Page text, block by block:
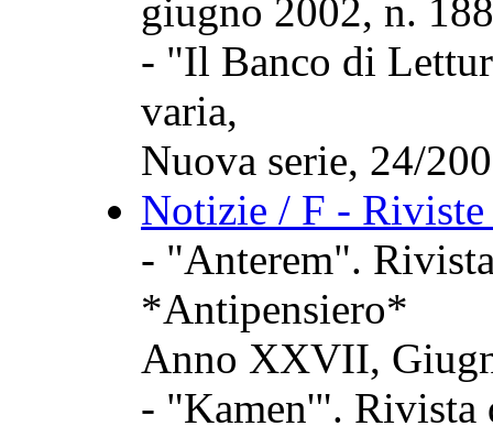
giugno 2002, n.
- "Il Banco di
varia,
Nuova serie, 24/
Notizie / F -
- "Anterem".
*Antipensiero*
Anno XXVII,
- "Kamen'". Rivista